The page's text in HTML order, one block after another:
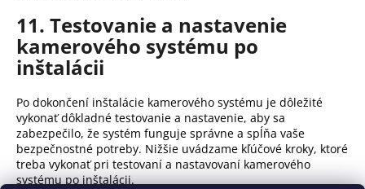
11. Testovanie a nastavenie
kamerového systému po
inštalácii
Po dokončení inštalácie kamerového systému je dôležité
vykonať dôkladné testovanie a nastavenie, aby sa
zabezpečilo, že systém funguje správne a spĺňa vaše
bezpečnostné potreby. Nižšie uvádzame kľúčové kroky, ktoré
treba vykonať pri testovaní a nastavovaní kamerového
systému po inštalácii.